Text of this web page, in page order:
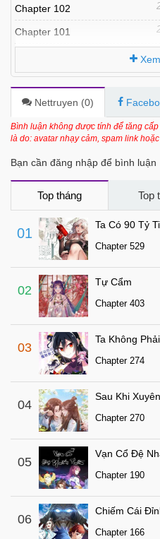
Chapter 102
Chapter 101
Chapter 99
Chapter 98
Chapter 97
Chapter 94
Chapter 93
Chapter 92
Chapter 91
Chapter 90
Chapter 89
Chapter 88
Chapter 87
Chapter 86
Chapter 85
Chapter 84
Chapter 83
Chapter 82
Chapter 81
Chapter 80
Nettruyen (0)
Bình luận không được tính để tăng
là do: avatar nhạy cảm, spam link
Bạn cần đăng nhập để bình luận
Top tháng Top
01
Ta Có 90 Tỷ
Chapter 529
02
Tự Cẩm
Chapter 403
03
Ta Không
Chapter 274
04
Chapter 270
05
Vạn Cổ Đệ
Chapter 190
06
Chiếm Cái
Chapter 166